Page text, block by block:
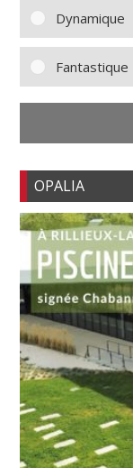
Dynamique
Fantastique
OPALIA